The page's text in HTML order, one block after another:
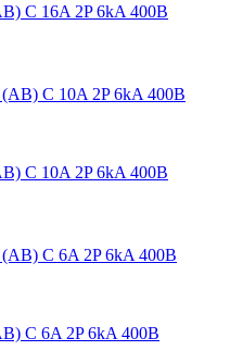
C 16A 2P 6kA 400В
C 10A 2P 6kA 400В
C 6A 2P 6kA 400В